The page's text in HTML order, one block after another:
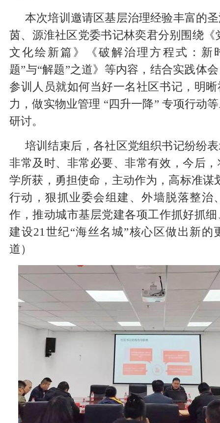
本次培训邀请区基层治理经验丰富的
茵、源淮社区党委书记林奕君分别围绕《
文化绘新篇》《破解治理方程式：新
题”与“解题”之道》等内容，结合实践体
参训人员就如何当好一名社区书记，明
力，做实物业管理 “四升一降” 专项行动
研讨。
培训结束后，各社区党组织书记纷纷
非常及时、非常必要、非常有效，今后
学所获，勇担使命，主动作为，高标准谋
行动，狠抓业委会组建、外墙脱落整治
作，推动城市基层党建各项工作抓好抓
建设21世纪“海丝名城”核心区做出新的
道）